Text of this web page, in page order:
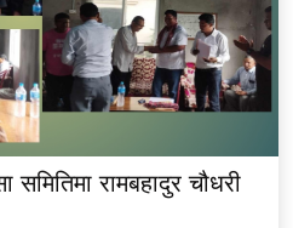
रामबहादुर चौधरी